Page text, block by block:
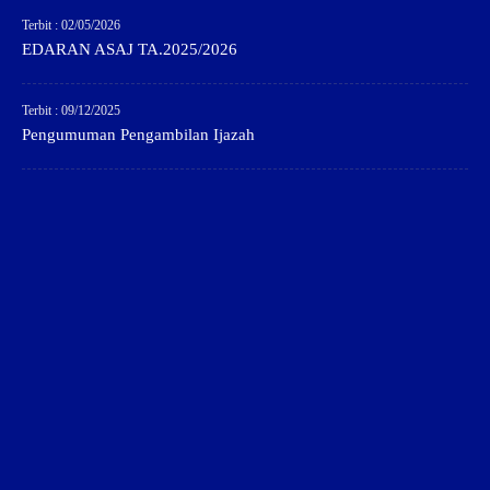
Terbit : 02/05/2026
EDARAN ASAJ TA.2025/2026
Terbit : 09/12/2025
Pengumuman Pengambilan Ijazah